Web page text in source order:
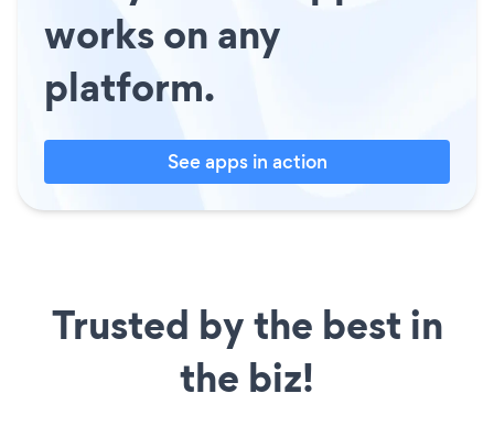
works on any
platform.
See apps in action
Trusted by the best in
the biz!